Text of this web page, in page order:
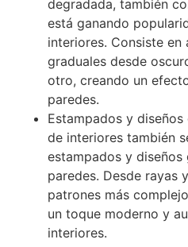
degradada, también
está ganando
interiores. Consiste
graduales desde
otro, creando un
paredes.
Estampados y
de interiores también
estampados y
paredes. Desde rayas
patrones más
un toque moderno y
interiores.